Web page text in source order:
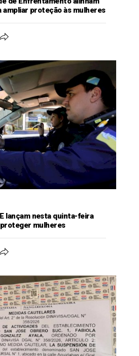
ampliar proteção às mulheres
lançam nesta quinta-feira
mulheres